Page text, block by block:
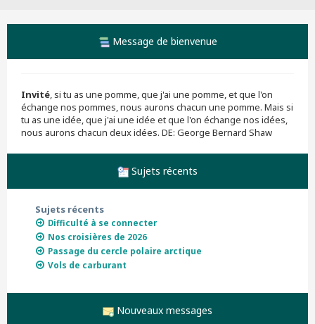
c
r
Message de bienvenue
Invité, si tu as une pomme, que j'ai une pomme, et que l'on
échange nos pommes, nous aurons chacun une pomme. Mais si
tu as une idée, que j'ai une idée et que l'on échange nos idées,
nous aurons chacun deux idées. DE: George Bernard Shaw
Sujets récents
Sujets récents
Difficulté à se connecter
Nos croisières de 2026
Passage du cercle polaire arctique
Vols de carburant
Nouveaux messages